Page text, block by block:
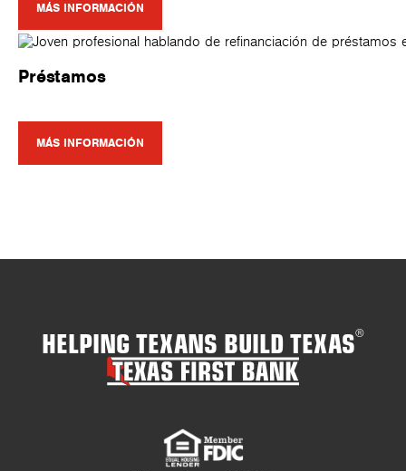
MÁS INFORMACIÓN
Préstamos
MÁS INFORMACIÓN
HELPING TEXANS BUILD TEXAS®